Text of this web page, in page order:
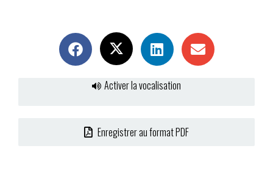
Activer la vocalisation
Enregistrer au format PDF